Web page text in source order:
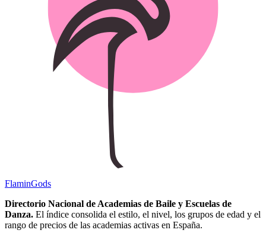
FlaminGods
Directorio Nacional de Academias de Baile y Escuelas de
Danza. El índice consolida el estilo, el nivel, los grupos de edad y el
rango de precios de las academias activas en España.